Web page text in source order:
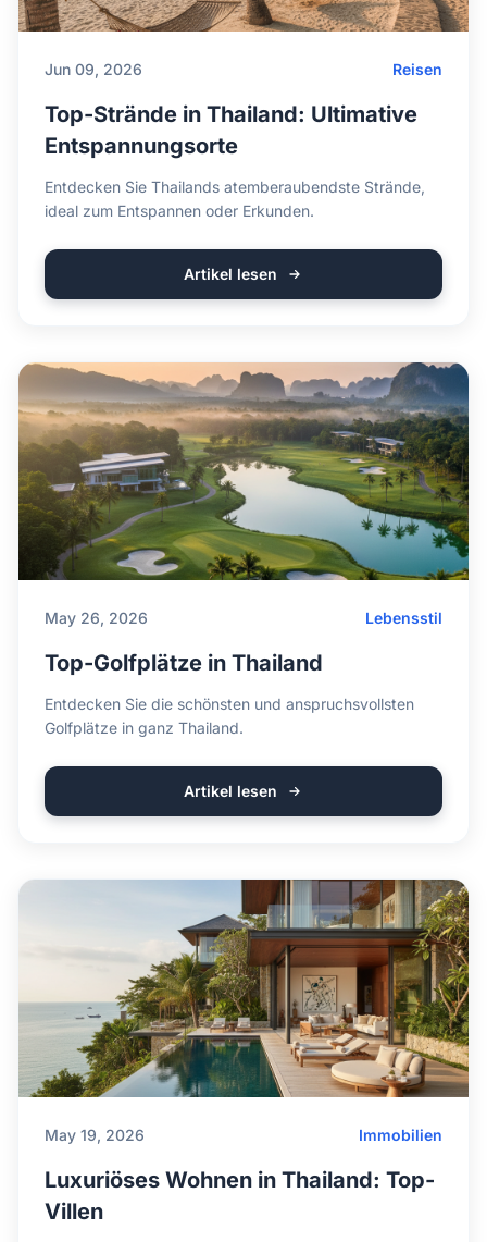
Jun 09, 2026 Reisen
Top-Strände in Thailand: Ultimative
Entspannungsorte
Entdecken Sie Thailands atemberaubendste Strände,
ideal zum Entspannen oder Erkunden.
Artikel lesen
May 26, 2026 Lebensstil
Top-Golfplätze in Thailand
Entdecken Sie die schönsten und anspruchsvollsten
Golfplätze in ganz Thailand.
Artikel lesen
May 19, 2026 Immobilien
Luxuriöses Wohnen in Thailand: Top-
Villen